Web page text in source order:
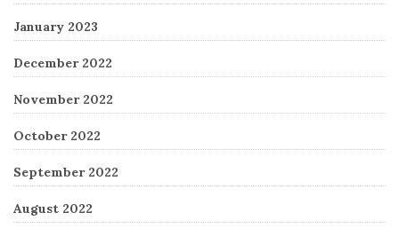
January 2023
December 2022
November 2022
October 2022
September 2022
August 2022